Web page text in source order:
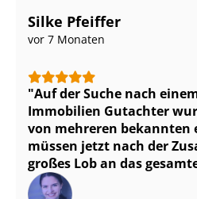
Silke Pfeiffer
vor 7 Monaten
Auf der Suche nach
Immobilien Gutachter
von mehreren bekannten
müssen jetzt nach der
großes Lob an das